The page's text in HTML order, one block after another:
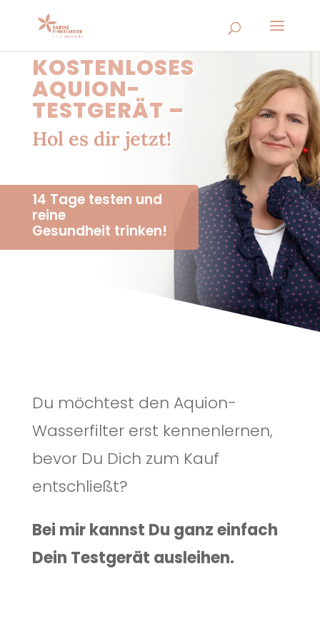
KOSTENLOSES
AQUION-
TESTGERÄT –
Hol es dir jetzt!
14 Tage testen und
reine
Gesundheit trinken!
Du möchtest den Aquion-
Wasserfilter erst kennenlernen,
bevor Du Dich zum Kauf
entschließt?
Bei mir kannst Du ganz einfach
Dein Testgerät ausleihen.